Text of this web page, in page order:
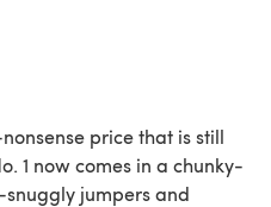
price that is still
1 now comes in a chunky-
jumpers and